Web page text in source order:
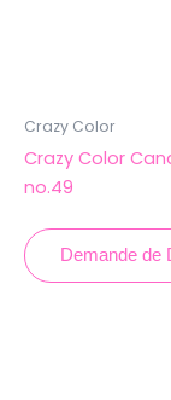
Crazy Color
Crazy Color
no.49
Demande de